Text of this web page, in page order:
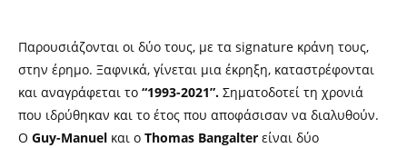
Παρουσιάζονται οι δύο τους, με τα signature κράνη τους,
στην έρημο. Ξαφνικά, γίνεται μια έκρηξη, καταστρέφονται
και αναγράφεται το “1993-2021”. Σηματοδοτεί τη χρονιά
που ιδρύθηκαν και το έτος που αποφάσισαν να διαλυθούν.
Ο Guy-Manuel και ο Thomas Bangalter είναι δύο